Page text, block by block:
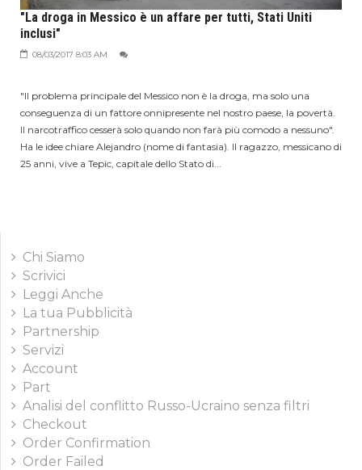
"La droga in Messico è un affare per tutti, Stati Uniti
inclusi"
08/03/2017 8:03 AM
"Il problema principale del Messico non è la droga, ma solo una
conseguenza di un fattore onnipresente nel nostro paese, la povertà.
Il narcotraffico cesserà solo quando non farà più comodo a nessuno".
Ha le idee chiare Alejandro (nome di fantasia). Il ragazzo, messicano di
25 anni, vive a Tepic, capitale dello Stato di...
Chi Siamo
Scrivici
Leggi Anche
La tua Pubblicità
Partnership
Servizi
Account
Part
Analisi del conflitto Russo-Ucraino senza filtri
Checkout
Order Confirmation
Order Failed